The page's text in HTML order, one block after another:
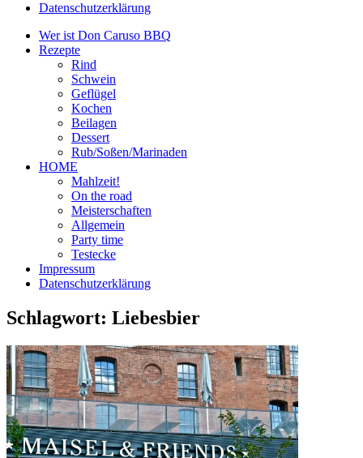
Datenschutzerklärung
Wer ist Don Caruso BBQ
Rezepte
Rind
Schwein
Geflügel
Kochen
Beilagen
Dessert
Rub/Soßen/Marinaden
HOME
Mahlzeit!
On the road
Meisterschaften
Allgemein
Party time
Testecke
Impressum
Datenschutzerklärung
Schlagwort: Liebesbier